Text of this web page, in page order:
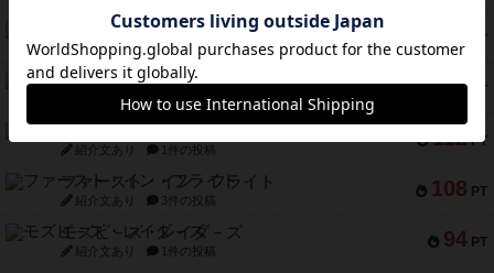
PT
ガルフストライク
紹介文あり 1件の投稿
203 PT
クルティボ
紹介文なし 1件の投稿
112 PT
紹介文あり 1件の投稿
108 PT
ファースト・イン・フライト
紹介文あり 3件の投稿
94 PT
モズビ－ズ・レイダ－ズ
紹介文あり 1件の投稿